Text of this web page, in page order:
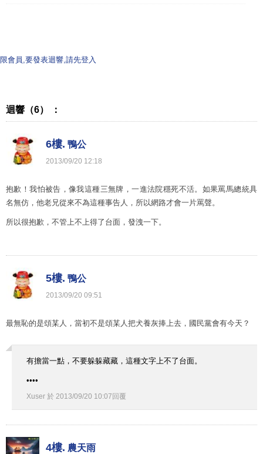
限會員,要發表迴響,請先登入
迴響（6） ：
6樓. 鴨公
2013/09/20 12:18
抱歉！我怕被告，像我這種三無牌，一進法院穩死不活。如果罵馬總統具
名無仿，他老兄從來不為這種事告人，所以網路才會一片罵聲。
所以很抱歉，不管上不上得了台面，發洩一下。
5樓. 鴨公
2013/09/20 09:51
最無恥的是頌某人，當初不是頌某人把犬養灰捧上去，國民黨會有今天？
有擔當一點，不要躲躲藏藏，這種文字上不了台面。
••••
Xuser 於 2013/09/20 10:07 回覆
4樓. 農天雨